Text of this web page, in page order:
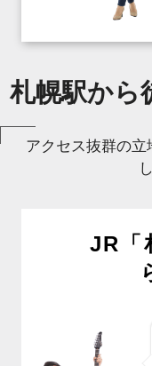
札幌駅から
アクセス抜群の
JR「